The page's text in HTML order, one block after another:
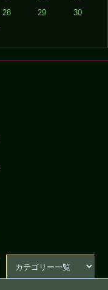
28 29
30